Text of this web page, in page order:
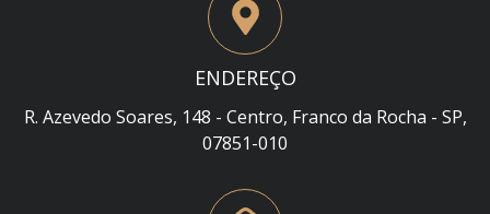
ENDEREÇO
R. Azevedo Soares, 148 - Centro, Franco da Rocha - SP,
07851-010